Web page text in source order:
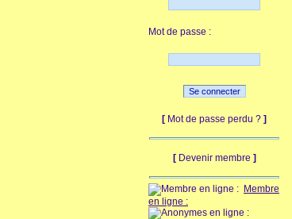
Mot de passe :
[ Mot de passe perdu ? ]
[ Devenir membre ]
Membre
en ligne :